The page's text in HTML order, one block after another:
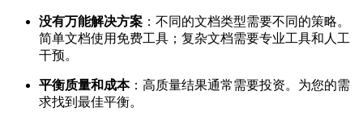
没有万能解决方案 ：不同的文档类型需要不同的策略。
简单文档使用免费工具；复杂文档需要专业工具和人工
干预。
平衡质量和成本：高质量结果通常需要投资。为您的需
求找到最佳平衡。